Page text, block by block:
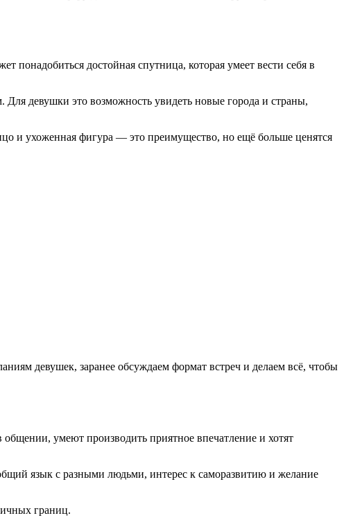
достойная спутница, которая умеет вести себя в
девушки это возможность увидеть новые города и страны,
и ухоженная фигура — это преимущество, но ещё больше ценятся
девушек, заранее обсуждаем формат встреч и делаем всё, чтобы
умеют производить приятное впечатление и хотят
язык с разными людьми, интерес к саморазвитию и желание
границ.